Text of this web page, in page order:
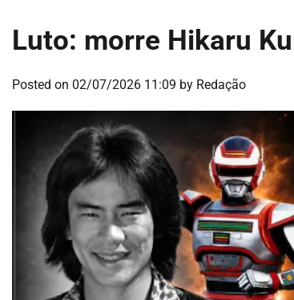
Luto: morre Hikaru
Posted on 02/07/2026 11:09 by Redação